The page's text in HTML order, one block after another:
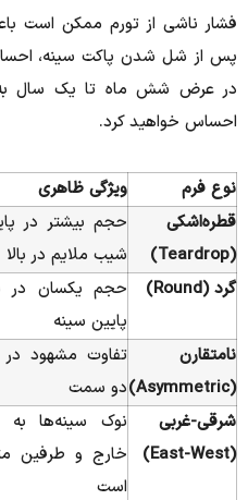
فشار ناشی از تورم ممکن است
پس از شل شدن پاکت سینه،
در عرض شش ماه تا یک سال
احساس خواهید کرد.
نوع فرم ویژگی ظاهری
قطره‌اشکی
(Teardrop)
حجم بیشتر در
شیب ملایم در بالا
گرد (Round)
حجم یکسان در
پایین سینه
نامتقارن
(Asymmetric)
تفاوت مشهود در
دو سمت
شرقی-غربی
(East-West)
نوک سینه‌ها
خارج و طرفین
است